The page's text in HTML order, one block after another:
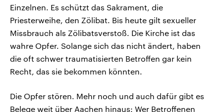
Einzelnen. Es schützt das Sakrament, die
Priesterweihe, den Zölibat. Bis heute gilt sexueller
Missbrauch als Zölibatsverstoß. Die Kirche ist das
wahre Opfer. Solange sich das nicht ändert, haben
die oft schwer traumatisierten Betroffen gar kein
Recht, das sie bekommen könnten.
Die Opfer stören. Mehr noch und auch dafür gibt es
Belege weit über Aachen hinaus: Wer Betroffenen